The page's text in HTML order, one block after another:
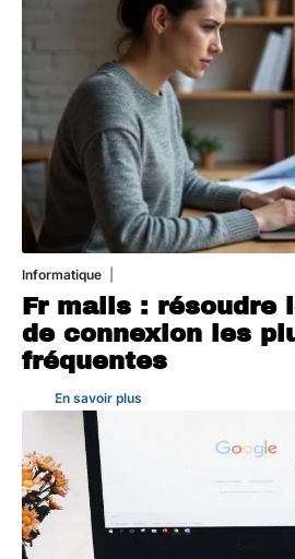
Informatique
Fr mails : résoudre
de connexion les
fréquentes
En savoir plus